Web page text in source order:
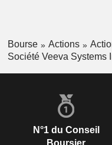
Bourse Actions
Société Veeva Systems
N°1 du Conseil
Boursier